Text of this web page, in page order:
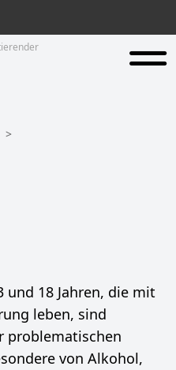
>
und 18 Jahren, die mit
leben, sind
problematischen
von Alkohol,